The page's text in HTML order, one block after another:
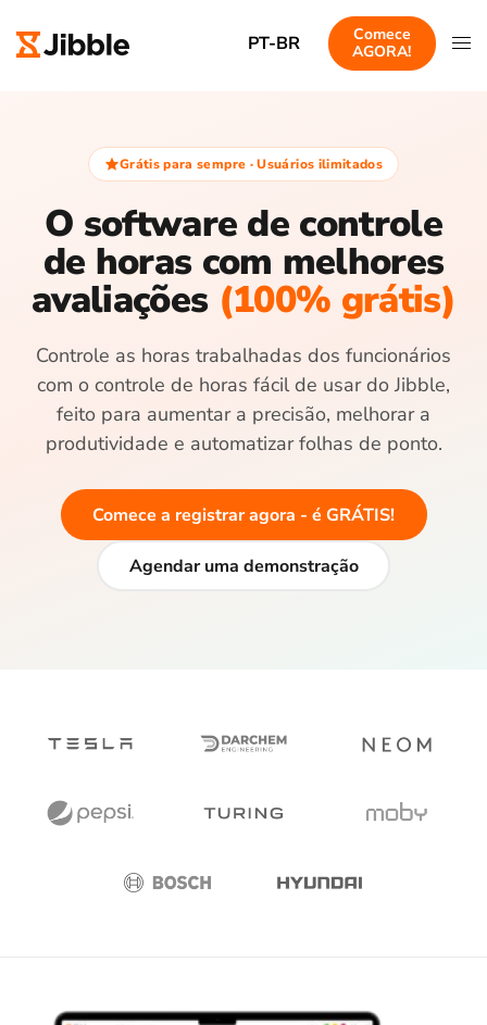
PT-BR
Comece
AGORA!
Grátis para sempre · Usuários ilimitados
O software de controle
de horas com melhores
avaliações (100% grátis)
Controle as horas trabalhadas dos funcionários
com o controle de horas fácil de usar do Jibble,
feito para aumentar a precisão, melhorar a
produtividade e automatizar folhas de ponto.
Comece a registrar agora - é GRÁTIS!
Agendar uma demonstração